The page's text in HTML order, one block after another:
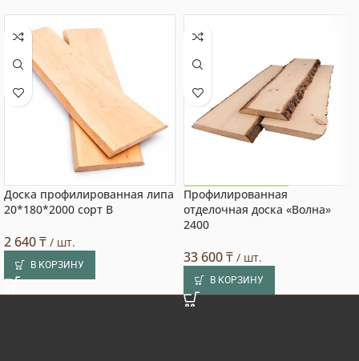
Доска профилированная липа
20*180*2000 сорт В
2 640₸ / шт.
В КОРЗИНУ
Акция на товар!
Профилированная
отделочная доска «Волна»
2400
33 600₸ / шт.
В КОРЗИНУ